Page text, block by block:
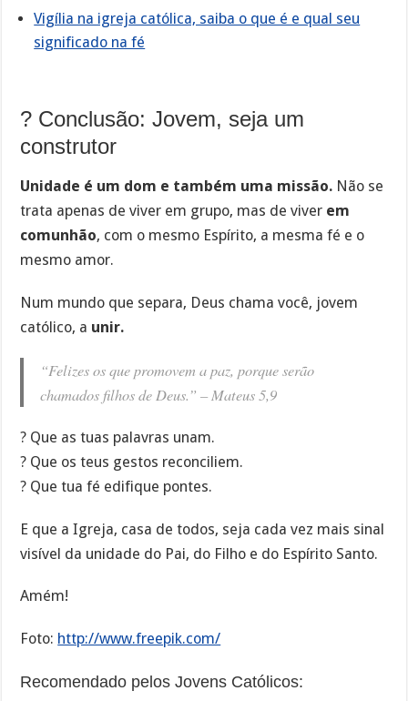
Vigília na igreja católica, saiba o que é e qual seu
significado na fé
? Conclusão: Jovem, seja um
construtor
Unidade é um dom e também uma missão. Não se
trata apenas de viver em grupo, mas de viver em
comunhão, com o mesmo Espírito, a mesma fé e o
mesmo amor.
Num mundo que separa, Deus chama você, jovem
católico, a unir.
“Felizes os que promovem a paz, porque serão
chamados filhos de Deus.” – Mateus 5,9
? Que as tuas palavras unam.
? Que os teus gestos reconciliem.
? Que tua fé edifique pontes.
E que a Igreja, casa de todos, seja cada vez mais sinal
visível da unidade do Pai, do Filho e do Espírito Santo.
Amém!
Foto: http://www.freepik.com/
Recomendado pelos Jovens Católicos: